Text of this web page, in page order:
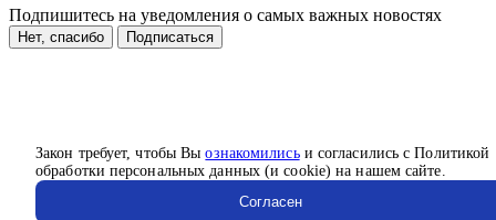
Закон требует, чтобы Выознакомилисьи согласились с Политикой
обработки персональных данных (и cookie) на нашем сайте.
Согласен
Подпишитесь на уведомления о самых важных новостях
Нет, спасибо Подписаться